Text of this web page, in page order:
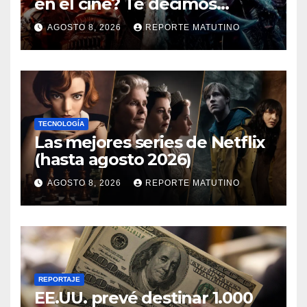
dónde verla en streaming
ahora mismo y te damos tres
razones para hacerlo
AGOSTO 8, 2026 REPORTE MATUTINO
TECNOLOGÍA
Las mejores series de Netflix
(hasta agosto 2026)
AGOSTO 8, 2026 REPORTE MATUTINO
REPORTAJE
EE.UU. prevé destinar 1.000